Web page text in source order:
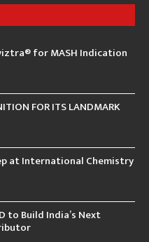
for MASH Indication
FOR ITS LANDMARK
at International Chemistry
to Build India’s Next